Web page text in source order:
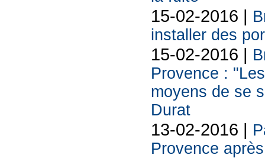
15-02-2016 |
installer des
15-02-2016 |
Provence :
moyens de se
Durat
13-02-2016 |
Provence